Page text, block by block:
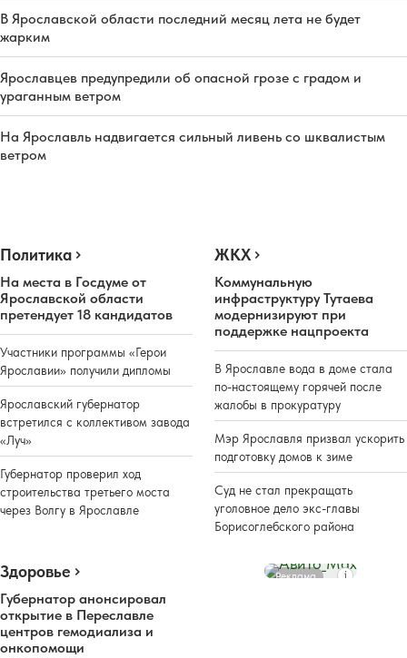
В Ярославской области последний месяц лета не будет
жарким
Ярославцев предупредили об опасной грозе с градом и
ураганным ветром
На Ярославль надвигается сильный ливень со шквалистым
ветром
Политика
На места в Госдуме от
Ярославской области
претендует 18 кандидатов
Участники программы «Герои
Ярославии» получили дипломы
Ярославский губернатор
встретился с коллективом завода
«Луч»
Губернатор проверил ход
строительства третьего моста
через Волгу в Ярославле
ЖКХ
Коммунальную
инфраструктуру Тутаева
модернизируют при
поддержке нацпроекта
В Ярославле вода в доме стала
по-настоящему горячей после
жалобы в прокуратуру
Мэр Ярославля призвал ускорить
подготовку домов к зиме
Суд не стал прекращать
уголовное дело экс-главы
Борисоглебского района
Здоровье
Губернатор анонсировал
открытие в Переславле
центров гемодиализа и
онкопомощи
Реклама